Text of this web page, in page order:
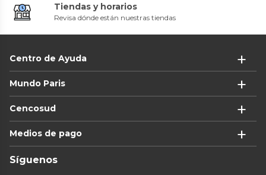
Tiendas y horarios
Revisa dónde están nuestras tiendas
Centro de Ayuda
Mundo Paris
Cencosud
Medios de pago
Síguenos